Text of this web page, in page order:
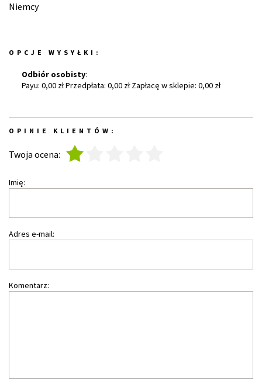
Niemcy
OPCJE WYSYŁKI:
Odbiór osobisty:
Payu: 0,00 zł Przedpłata: 0,00 zł Zapłacę w sklepie: 0,00 zł
OPINIE KLIENTÓW:
Twoja ocena:
Imię:
Adres e-mail:
Komentarz: